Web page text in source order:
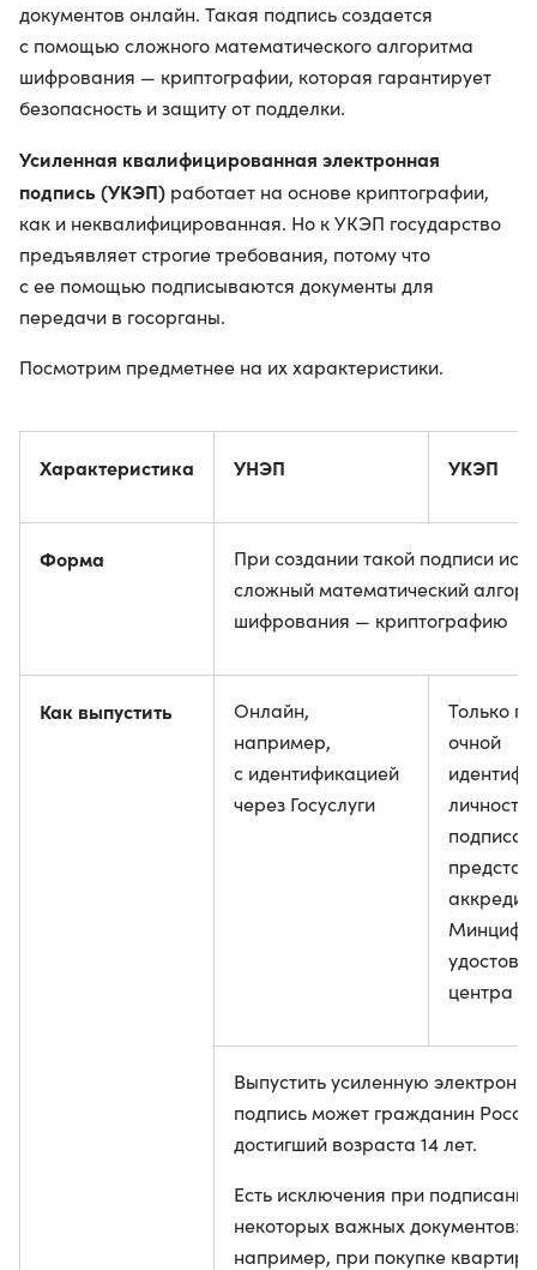
документов онлайн. Такая подпись создается
с помощью сложного математического алгоритма
шифрования — криптографии, которая гарантирует
безопасность и защиту от подделки.
Усиленная квалифицированная электронная
подпись (УКЭП) работает на основе криптографии,
как и неквалифицированная. Но к УКЭП государство
предъявляет строгие требования, потому что
с ее помощью подписываются документы для
передачи в госорганы.
Посмотрим предметнее на их характеристики.
Характеристика УНЭП УКЭП
Форма
При создании такой подписи
сложный математический
шифрования — криптографию
Как выпустить
Онлайн,
например,
с идентификацией
через Госуслуги
Только
очной
личности
центра
Выпустить усиленную
подпись может гражданин
достигший возраста 14 лет.
Есть исключения при подписании
некоторых важных документов:
например, при покупке